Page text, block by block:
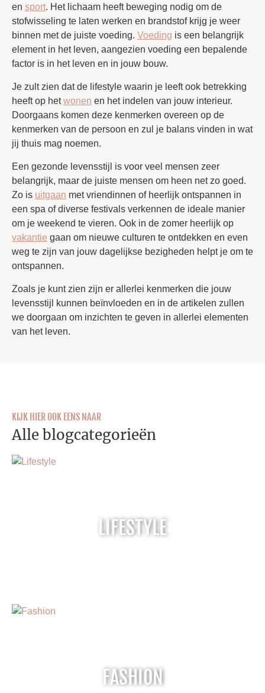
en sport. Het lichaam heeft beweging nodig om de
stofwisseling te laten werken en brandstof krijg je weer
binnen met de juiste voeding. Voeding is een belangrijk
element in het leven, aangezien voeding een bepalende
factor is in het leven en in jouw bouw.
Je zult zien dat de lifestyle waarin je leeft ook betrekking
heeft op hetwonen en het indelen van jouw interieur.
Doorgaans komen deze kenmerken overeen op de
kenmerken van de persoon en zul je balans vinden in wat
jij thuis mag noemen.
Een gezonde levensstijl is voor veel mensen zeer
belangrijk, maar de juiste mensen om heen net zo goed.
Zo is uitgaan met vriendinnen of heerlijk ontspannen in
een spa of diverse festivals verkennen de ideale manier
om je weekend te vieren. Ook in de zomer heerlijk op
vakantie gaan om nieuwe culturen te ontdekken en even
weg te zijn van jouw dagelijkse bezigheden helpt je om te
ontspannen.
Zoals je kunt zien zijn er allerlei kenmerken die jouw
levensstijl kunnen beïnvloeden en in de artikelen zullen
we doorgaan om inzichten te geven in allerlei elementen
van het leven.
KIJK HIER OOK EENS NAAR
Alle blogcategorieën
LIFESTYLE
FASHION